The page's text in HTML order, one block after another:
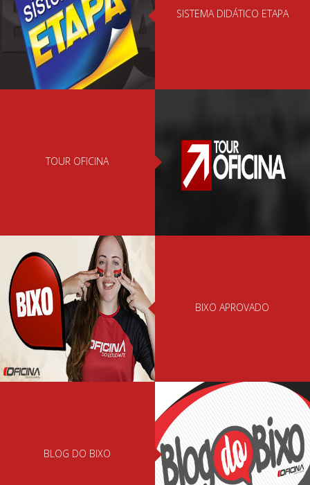
SISTEMA DIDÁTICO ETAPA
TOUR OFICINA
BIXO APROVADO
BLOG DO BIXO